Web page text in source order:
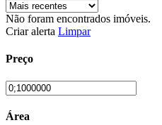
Não foram encontrados imóveis.
Criar alerta Limpar
Preço
Área